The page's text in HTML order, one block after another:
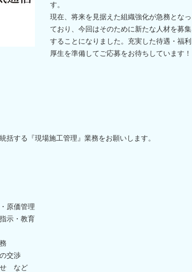
す。
現在、将来を見据えた組織強化が急務となっ
ており、今回はそのために新たな人材を募集
することになりました。充実した待遇・福利
厚生を準備してご応募をお待ちしています！
括する『現場施工管理』業務をお願いします。
原価管理
示・教育
交渉
せ など